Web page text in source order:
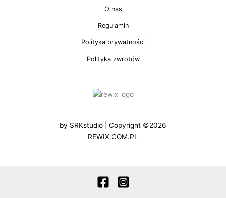
O nas
Regulamin
Polityka prywatności
Polityka zwrotów
by SRKstudio | Copyright ©2026
REWIX.COM.PL